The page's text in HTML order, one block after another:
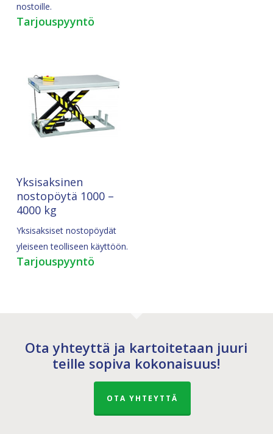
nostoille.
Tarjouspyyntö
Valitse Vaihtoehdoista
Yksisaksinen
nostopöytä 1000 –
4000 kg
Yksisaksiset nostopöydät
yleiseen teolliseen käyttöön.
Tarjouspyyntö
Ota yhteyttä ja kartoitetaan juuri
teille sopiva kokonaisuus!
OTA YHTEYTTÄ